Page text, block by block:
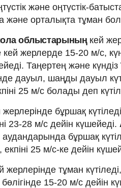
және оңтүстік-
және орталықта тұман
облыстарының кей
кей жерлерде 15-20 м/с,
Таңертең және күндіз
дауыл, шаңды дауыл
25 м/с болады деп
бұршақ
23-28 м/с дейін күшейеді.
аудандарында бұршақ
25 м/с-ке дейін
жерлерінде тұман
15-20 м/с дейін